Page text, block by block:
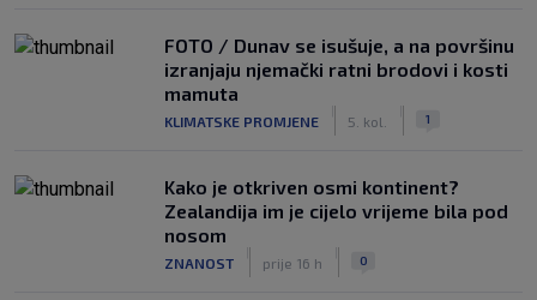
FOTO / Dunav se isušuje, a na površinu
izranjaju njemački ratni brodovi i kosti
mamuta
KLIMATSKE PROMJENE 5. kol. 1
Kako je otkriven osmi kontinent?
Zealandija im je cijelo vrijeme bila pod
nosom
ZNANOST prije 16 h 0